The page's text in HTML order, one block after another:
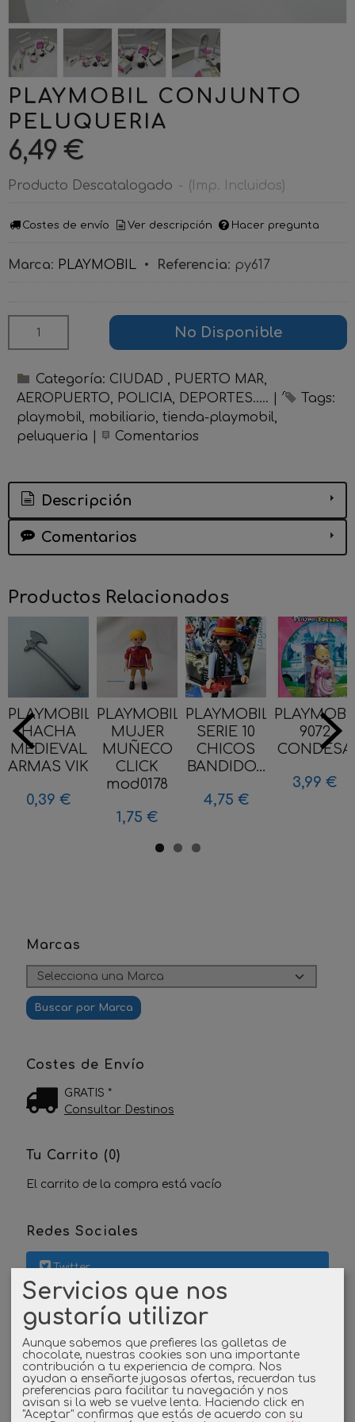
Marcas
Costes de Envío
GRATIS *
Consultar Destinos
Tu Carrito (0)
El carrito de la compra está vacío
Redes Sociales
Twitter
Instagram
Facebook
PLAYMOBIL CONJUNTO
PELUQUERIA
6,49 €
Producto Descatalogado - (Imp. Incluidos)
Costes de envío Ver descripción Hacer pregunta
Marca: PLAYMOBIL • Referencia: py617
No Disponible
Categoría: CIUDAD , PUERTO MAR,
AEROPUERTO, POLICIA, DEPORTES.....
Tags:
playmobil
mobiliario tienda-playmobil
peluqueria
Comentarios
Descripción
Comentarios
Productos Relacionados
PLAYMOBIL
HACHA
MEDIEVAL
ARMAS VIK
0,39 €
PLAYMOBIL
MUJER
MUÑECO
CLICK
mod0178
1,75 €
PLAYMOBIL
SERIE 10
CHICOS
BANDIDO...
4,75 €
9072
CONDESA
3,99 €
Servicios que nos
gustaría utilizar
Aunque sabemos que prefieres las galletas de
chocolate, nuestras cookies son una importante
contribución a tu experiencia de compra. Nos
ayudan a enseñarte jugosas ofertas, recuerdan tus
preferencias para facilitar tu navegación y nos
avisan si la web se vuelve lenta. Haciendo click en
"Aceptar" confirmas que estás de acuerdo con su